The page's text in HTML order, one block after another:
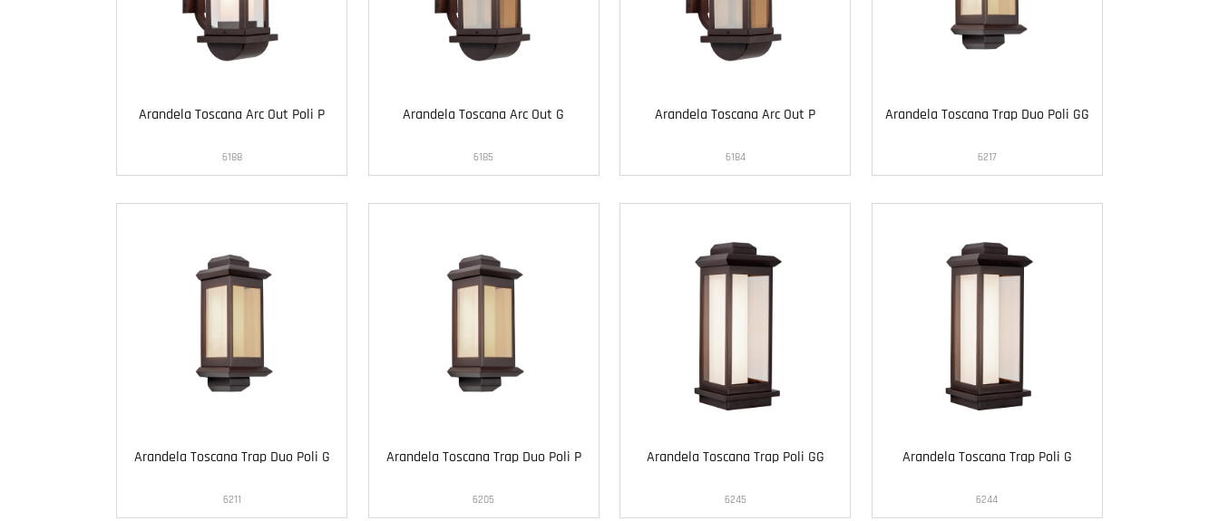
Arandela Toscana Arc Out Poli P
6188
Arandela Toscana Arc Out G
6185
Arandela Toscana Arc Out P
6184
Arandela Toscana Trap Duo Poli GG
6217
Arandela Toscana Trap Duo Poli G
6211
Arandela Toscana Trap Duo Poli P
6205
Arandela Toscana Trap Poli GG
6245
Arandela Toscana Trap Poli G
6244